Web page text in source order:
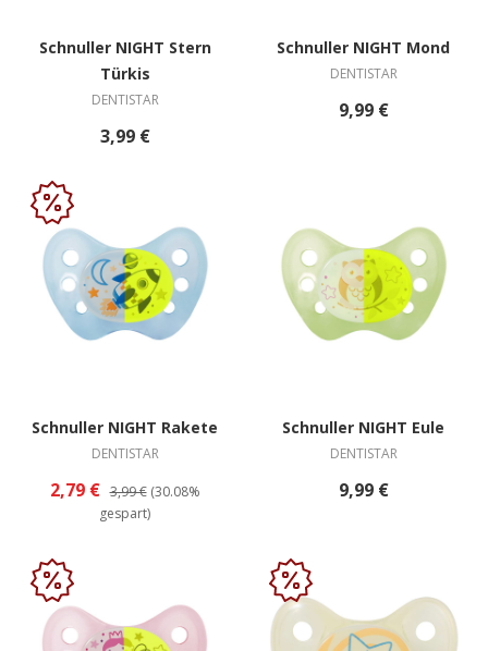
Schnuller NIGHT Stern
Türkis
DENTISTAR
3,99 €
Schnuller NIGHT Mond
DENTISTAR
9,99 €
Schnuller NIGHT Rakete
DENTISTAR
2,79 € 3,99 € (30.08%
gespart)
Schnuller NIGHT Eule
DENTISTAR
9,99 €